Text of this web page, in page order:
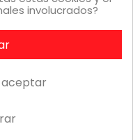
involucrados?
aceptar